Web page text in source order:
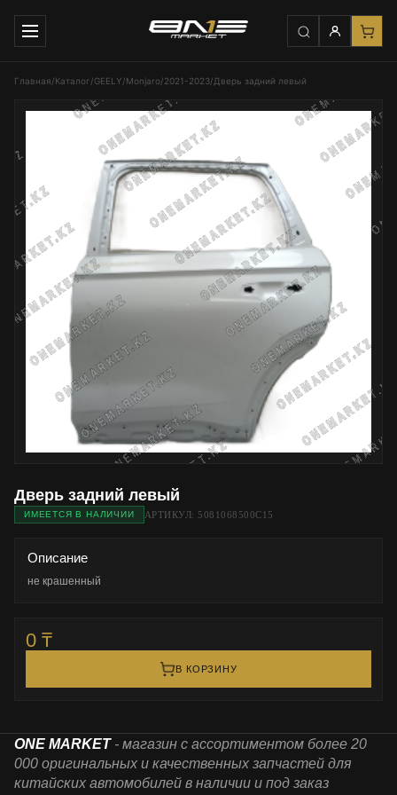
Главная/Каталог/GEELY/Monjaro/2021-2023/Дверь задний левый
Дверь задний левый
ИМЕЕТСЯ В НАЛИЧИИ АРТИКУЛ: 5081068500C15
Описание
не крашенный
0 ₸
В КОРЗИНУ
ONE MARKET - магазин с ассортиментом более 20
000 оригинальных и качественных запчастей для
китайских автомобилей в наличии и под заказ